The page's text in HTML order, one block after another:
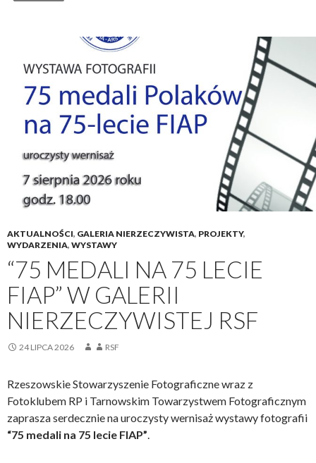
AKTUALNOŚCI, GALERIA NIERZECZYWISTA, PROJEKTY,
WYDARZENIA, WYSTAWY
“75 MEDALI NA 75 LECIE
FIAP” W GALERII
NIERZECZYWISTEJ RSF
24 LIPCA 2026 RSF
Rzeszowskie Stowarzyszenie Fotograficzne wraz z
Fotoklubem RP i Tarnowskim Towarzystwem Fotograficznym
zaprasza serdecznie na uroczysty wernisaż wystawy fotografii
“75 medali na 75 lecie FIAP”.